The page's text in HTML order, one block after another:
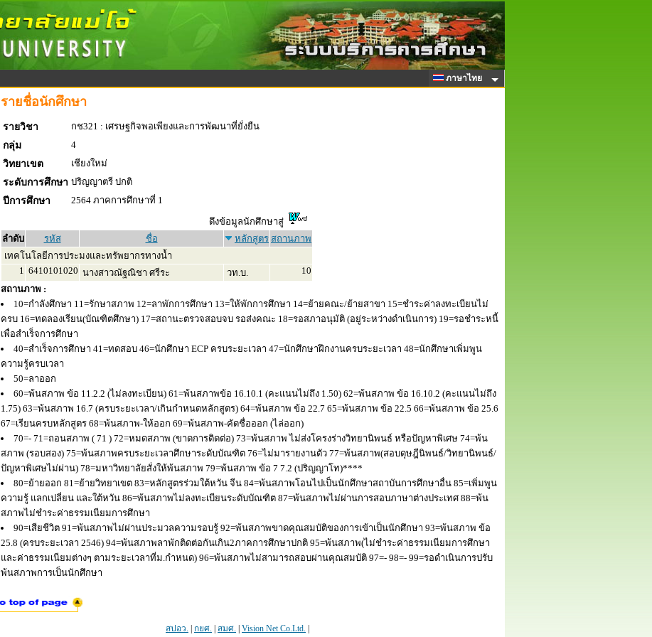
ภาษาไทย
รายชื่อนักศึกษา
รายวิชา
กช321 : เศรษฐกิจพอเพียงและการพัฒนาที่ยั่งยืน
กลุ่ม
4
วิทยาเขต
เชียงใหม่
ระดับการศึกษา ปริญญาตรี ปกติ
ปีการศึกษา
2564 ภาคการศึกษาที่ 1
ดึงข้อมูลนักศึกษาสู่
ลำดับ
รหัส ชื่อ หลักสูตร สถานภาพ
เทคโนโลยีการประมงและทรัพยากรทางน้ำ
1 6410101020 นางสาวณัฐณิชา ศรีระ วท.บ.
10
สถานภาพ :
10=กำลังศึกษา 11=รักษาสภาพ 12=ลาพักการศึกษา 13=ให้พักการศึกษา 14=ย้ายคณะ/ย้ายสาขา 15=ชำระค่าลงทะเบียนไม่
ครบ 16=ทดลองเรียน(บัณฑิตศึกษา) 17=สถานะตรวจสอบจบ รอส่งคณะ 18=รอสภาอนุมัติ (อยู่ระหว่างดำเนินการ) 19=รอชำระหนี้
เพื่อสำเร็จการศึกษา
40=สำเร็จการศึกษา 41=ทดสอบ 46=นักศึกษา ECP ครบระยะเวลา 47=นักศึกษาฝึกงานครบระยะเวลา 48=นักศึกษาเพิ่มพูน
ความรู้ครบเวลา
50=ลาออก
60=พ้นสภาพ ข้อ 11.2.2 (ไม่ลงทะเบียน) 61=พ้นสภาพข้อ 16.10.1 (คะแนนไม่ถึง 1.50) 62=พ้นสภาพ ข้อ 16.10.2 (คะแนนไม่ถึง
1.75) 63=พ้นสภาพ 16.7 (ครบระยะเวลา/เกินกำหนดหลักสูตร) 64=พ้นสภาพ ข้อ 22.7 65=พ้นสภาพ ข้อ 22.5 66=พ้นสภาพ ข้อ 25.6
67=เรียนครบหลักสูตร 68=พ้นสภาพ-ให้ออก 69=พ้นสภาพ-คัดชื่อออก (ไล่ออก)
70=- 71=ถอนสภาพ ( 71 ) 72=หมดสภาพ (ขาดการติดต่อ) 73=พ้นสภาพ ไม่ส่งโครงร่างวิทยานิพนธ์ หรือปัญหาพิเศษ 74=พ้น
สภาพ (รอบสอง) 75=พ้นสภาพครบระยะเวลาศึกษาระดับบัณฑิต 76=ไม่มารายงานตัว 77=พ้นสภาพ(สอบดุษฎีนิพนธ์/วิทยานิพนธ์/
ปัญหาพิเศษไม่ผ่าน) 78=มหาวิทยาลัยสั่งให้พ้นสภาพ 79=พ้นสภาพ ข้อ 7 7.2 (ปริญญาโท)****
80=ย้ายออก 81=ย้ายวิทยาเขต 83=หลักสูตรร่วมใต้หวัน จีน 84=พ้นสภาพโอนไปเป็นนักศึกษาสถาบันการศึกษาอื่น 85=เพิ่มพูน
ความรู้ แลกเปลี่ยน และใต้หวัน 86=พ้นสภาพไม่ลงทะเบียนระดับบัณฑิต 87=พ้นสภาพไม่ผ่านการสอบภาษาต่างประเทศ 88=พ้น
สภาพไม่ชำระค่าธรรมเนียมการศึกษา
90=เสียชีวิต 91=พ้นสภาพไม่ผ่านประมวลความรอบรู้ 92=พ้นสภาพขาดคุณสมบัติของการเข้าเป็นนักศึกษา 93=พ้นสภาพ ข้อ
25.8 (ครบระยะเวลา 2546) 94=พ้นสภาพลาพักติดต่อกันเกิน2ภาคการศึกษาปกติ 95=พ้นสภาพ(ไม่ชำระค่าธรรมเนียมการศึกษา
และค่าธรรมเนียมต่างๆ ตามระยะเวลาที่ม.กำหนด) 96=พ้นสภาพไม่สามารถสอบผ่านคุณสมบัติ 97=- 98=- 99=รอดำเนินการปรับ
พ้นสภาพการเป็นนักศึกษา
สปอว. กยศ. สมศ. Vision Net Co.Ltd.